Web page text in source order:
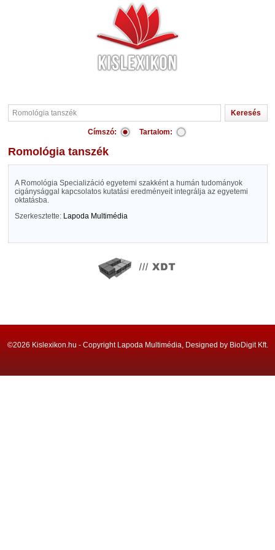
Címszó: Tartalom:
Romológia tanszék
A Romológia Specializáció egyetemi szakként a humán tudományok
cigánysággal kapcsolatos kutatási eredményeit integrálja az egyetemi
oktatásba.
Szerkesztette: Lapoda Multimédia
©2026 Kislexikon.hu - Copyright Lapoda Multimédia, Designed by BioDigit Kft.